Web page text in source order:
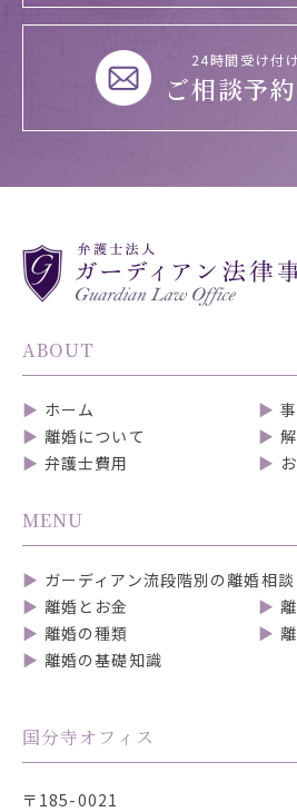
24時間受け付
ご相談予
ABOUT
ホーム
離婚について
弁護士費用
MENU
ガーディアン流段階別の離婚相談
離婚とお金
離婚の種類
離婚の基礎知識
国分寺オフィス
〒185-0021